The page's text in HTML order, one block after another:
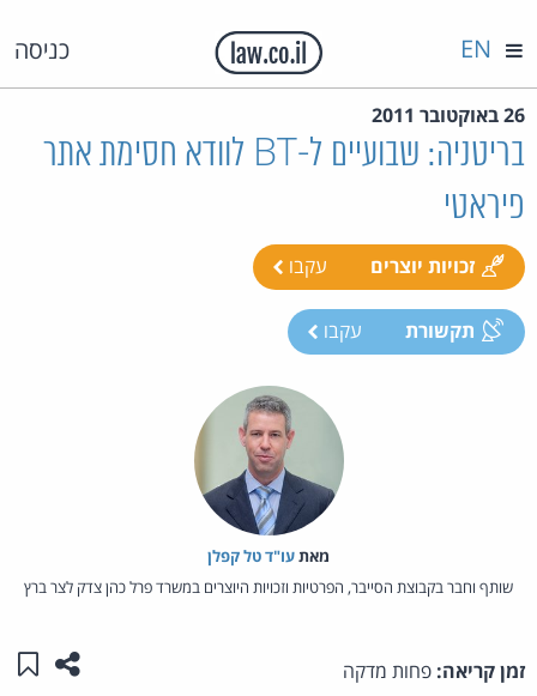
כניסה EN
26 באוקטובר 2011
בריטניה: שבועיים ל-BT לוודא חסימת אתר
פיראטי
זכויות יוצרים עקבו
תקשורת עקבו
מאת‏עו"ד טל קפלן
שותף וחבר בקבוצת הסייבר, הפרטיות וזכויות היוצרים במשרד פרל כהן צדק לצר ברץ
זמן קריאה: פחות מדקה שתפו